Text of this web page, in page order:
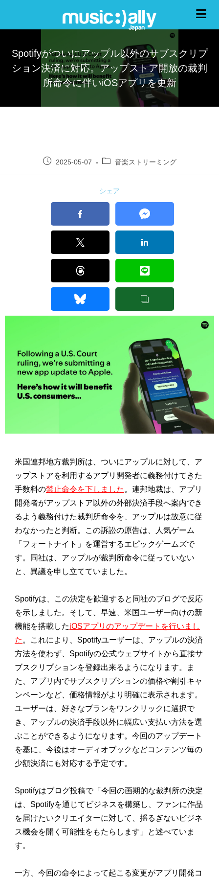
Spotifyがついにアップル以外のサブスクリプ
ション決済に対応。アップストア開放の裁判
所命令に伴いiOSアプリを更新
2025-05-07 音楽ストリーミング
シェア
米国連邦地方裁判所は、ついにアップルに対して、ア
ップストアを利用するアプリ開発者に義務付けてきた
手数料の禁止命令を下しました 。連邦地裁は、アプリ
開発者がアップストア以外の外部決済手段へ案内でき
るよう義務付けた裁判所命令を、アップルは故意に従
わなかったと判断。この訴訟の原告は、人気ゲーム
「フォートナイト」を運営するエピックゲームズで
す。同社は、アップルが裁判所命令に従っていない
と、異議を申し立てていました。
Spotifyは、この決定を歓迎すると同社のブログで反応
を示しました。そして、早速、米国ユーザー向けの新
機能を搭載したiOSアプリのアップデートを行いまし
た 。これにより、Spotifyユーザーは、アップルの決済
方法を使わず、Spotifyの公式ウェブサイトから直接サ
ブスクリプションを登録出来るようになります。ま
た、アプリ内でサブスクリプションの価格や割引キャ
ンペーンなど、価格情報がより明確に表示されます。
ユーザーは、好きなプランをワンクリックに選択で
き、アップルの決済手段以外に幅広い支払い方法を選
ぶことができるようになります。今回のアップデート
を基に、今後はオーディオブックなどコンテンツ毎の
少額決済にも対応する予定です。
Spotifyはブログ投稿で「今回の画期的な裁判所の決定
は、Spotifyを通じてビジネスを構築し、ファンに作品
を届けたいクリエイターに対して、揺るぎないビジネ
ス機会を開く可能性をもたらします」と述べていま
す。
一方、今回の命令によって起こる変更がアプリ開発コ